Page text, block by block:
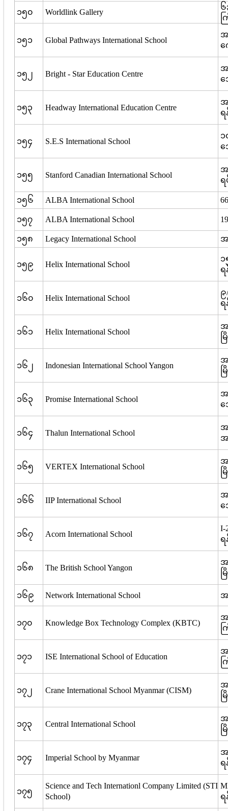
၁၅၀ Worldlink Gallery
၆
က
၁၅၁ Global Pathways International School
အ
က
၁၅၂ Bright - Star Education Centre
အ
၁၅၃ Headway International Education Centre
အ
ရ
၁၅၄ S.E.S International School
၁
ဒ
၁၅၅ Stanford Canadian International School
အ
ရ
၁၅၆ ALBA International School
၁၅၇ ALBA International School
၁၅၈ Legacy International School အ
၁၅၉ Helix International School
၁
ရ
၁၆၀ Helix International School
၉
ရ
၁၆၁ Helix International School
အ
၁၆၂ Indonesian International School Yangon
၁၆၃ Promise International School
အ
ဒ
၁၆၄ Thalun International School
အ
၁၆၅ VERTEX International School
၁၆၆ IIP International School
အ
ဒ
၁၆၇ Acorn International School
I-
ရ
၁၆၈ The British School Yangon
အ
၁၆၉ Network International School အ
၁၇၀ Knowledge Box Technology Complex (KBTC)
အ
က
၁၇၁ ISE International School of Education
အ
က
၁၇၂ Crane International School Myanmar (CISM)
အ
၁၇၃ Central International School
အ
၁၇၄ Imperial School by Myanmar
အ
ရ
၁၇၅
Science and Tech Internationl Company Limited (STI
School)
ရ